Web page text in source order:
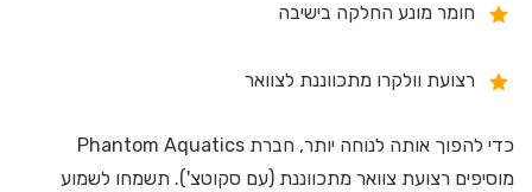
חומר מונע החלקה בישיבה
רצועת וולקרו מתכווננת לצוואר
כדי להפוך אותה לנוחה יותר, חברת Phantom Aquatics
מוסיפים רצועת צוואר מתכווננת (עם סקוטצ'). תשמחו לשמוע